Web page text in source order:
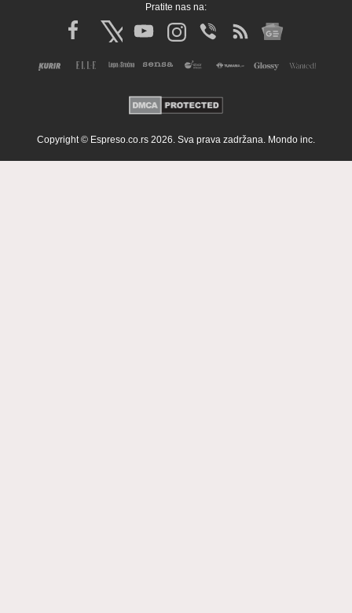
Pratite nas na:
Copyright © Espreso.co.rs 2026. Sva prava zadržana. Mondo inc.